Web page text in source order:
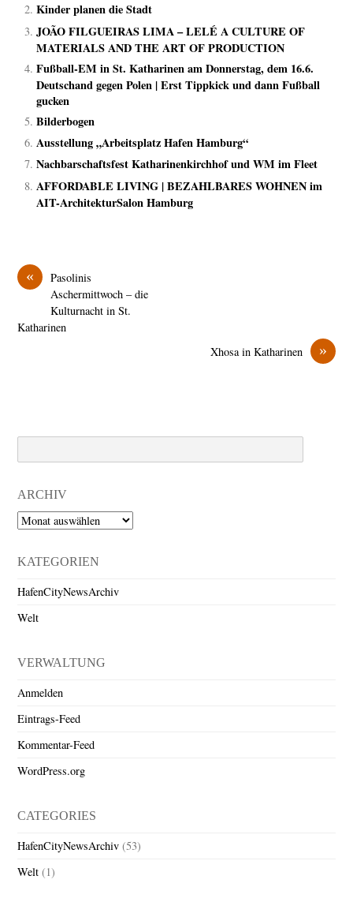
Kinder planen die Stadt
JOÃO FILGUEIRAS LIMA – LELÉ A CULTURE OF
MATERIALS AND THE ART OF PRODUCTION
Fußball-EM in St. Katharinen am Donnerstag, dem 16.6.
Deutschand gegen Polen | Erst Tippkick und dann Fußball
gucken
Bilderbogen
Ausstellung „Arbeitsplatz Hafen Hamburg“
Nachbarschaftsfest Katharinenkirchhof und WM im Fleet
AFFORDABLE LIVING | BEZAHLBARES WOHNEN im
AIT-ArchitekturSalon Hamburg
«
Pasolinis
Aschermittwoch – die
Kulturnacht in St.
Katharinen
»
Xhosa in Katharinen
ARCHIV
Archiv
KATEGORIEN
HafenCityNewsArchiv
Welt
VERWALTUNG
Anmelden
Eintrags-Feed
Kommentar-Feed
WordPress.org
CATEGORIES
HafenCityNewsArchiv (53)
Welt (1)